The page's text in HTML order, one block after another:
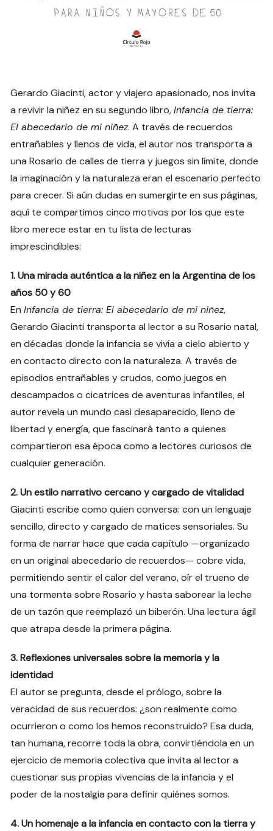
Gerardo Giacinti, actor y viajero apasionado, nos invita
a revivir la niñez en su segundo libro,Infancia de tierra:
El abecedario de mi niñez. A través de recuerdos
entrañables y llenos de vida, el autor nos transporta a
una Rosario de calles de tierra y juegos sin límite, donde
la imaginación y la naturaleza eran el escenario perfecto
para crecer. Si aún dudas en sumergirte en sus páginas,
aquí te compartimos cinco motivos por los que este
libro merece estar en tu lista de lecturas
imprescindibles:
1. Una mirada auténtica a la niñez en la Argentina de los
años 50 y 60
EnInfancia de tierra: El abecedario de mi niñez,
Gerardo Giacinti transporta al lector a su Rosario natal,
en décadas donde la infancia se vivía a cielo abierto y
en contacto directo con la naturaleza. A través de
episodios entrañables y crudos, como juegos en
descampados o cicatrices de aventuras infantiles, el
autor revela un mundo casi desaparecido, lleno de
libertad y energía, que fascinará tanto a quienes
compartieron esa época como a lectores curiosos de
cualquier generación.
2. Un estilo narrativo cercano y cargado de vitalidad
Giacinti escribe como quien conversa: con un lenguaje
sencillo, directo y cargado de matices sensoriales. Su
forma de narrar hace que cada capítulo —organizado
en un original abecedario de recuerdos— cobre vida,
permitiendo sentir el calor del verano, oír el trueno de
una tormenta sobre Rosario y hasta saborear la leche
de un tazón que reemplazó un biberón. Una lectura ágil
que atrapa desde la primera página.
3. Reflexiones universales sobre la memoria y la
identidad
El autor se pregunta, desde el prólogo, sobre la
veracidad de sus recuerdos: ¿son realmente como
ocurrieron o como los hemos reconstruido? Esa duda,
tan humana, recorre toda la obra, convirtiéndola en un
ejercicio de memoria colectiva que invita al lector a
cuestionar sus propias vivencias de la infancia y el
poder de la nostalgia para definir quiénes somos.
4. Un homenaje a la infancia en contacto con la tierra y